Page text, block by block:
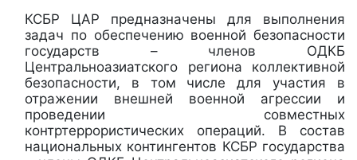
КСБР ЦАР предназначены для выполнения
задач по обеспечению военной безопасности
государств – членов ОДКБ
Центральноазиатского региона коллективной
безопасности, в том числе для участия в
отражении внешней военной агрессии и
проведении совместных
контртеррористических операций. В состав
национальных контингентов КСБР государства